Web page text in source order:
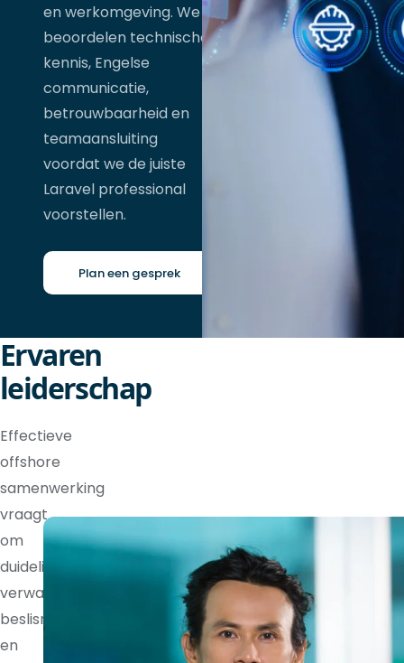
en werkomgeving. We
beoordelen technische
kennis, Engelse
communicatie,
betrouwbaarheid en
teamaansluiting
voordat we de juiste
Laravel professional
voorstellen.
Plan een gesprek
Ervaren
leiderschap
Effectieve
offshore
samenwerking
vraagt
om
duidelijke
verwachtingen,
beslisrechten
en